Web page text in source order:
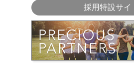
採用特設サイ